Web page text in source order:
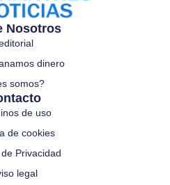
Nosotros
dinero
somos?
de uso
de cookies
Privacidad
legal